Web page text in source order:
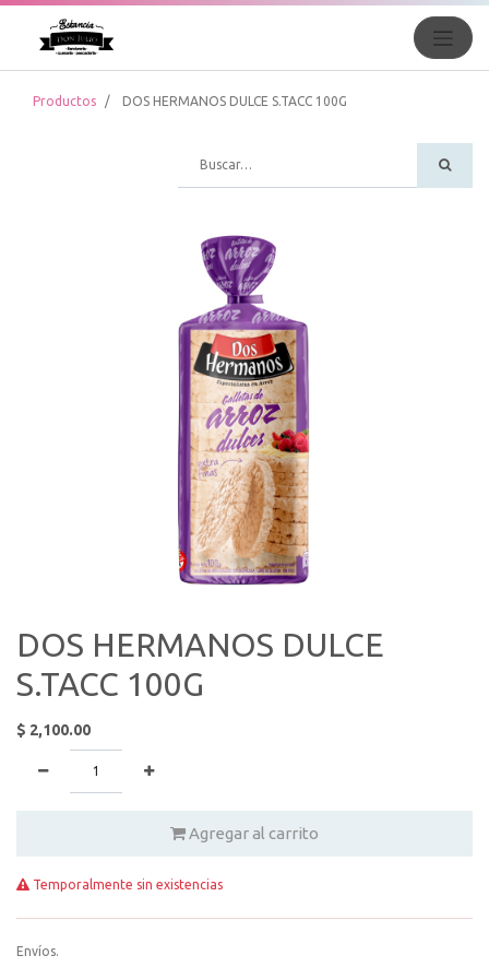
Productos DOS HERMANOS DULCE S.TACC 100G
DOS HERMANOS DULCE
S.TACC 100G
$ 2,100.00
Agregar al carrito
Temporalmente sin existencias
Envíos.